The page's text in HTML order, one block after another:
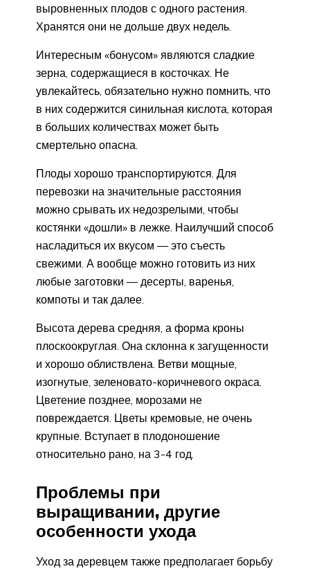
выровненных плодов с одного растения.
Хранятся они не дольше двух недель.
Интересным «бонусом» являются сладкие
зерна, содержащиеся в косточках. Не
увлекайтесь, обязательно нужно помнить, что
в них содержится синильная кислота, которая
в больших количествах может быть
смертельно опасна.
Плоды хорошо транспортируются. Для
перевозки на значительные расстояния
можно срывать их недозрелыми, чтобы
костянки «дошли» в лежке. Наилучший способ
насладиться их вкусом — это съесть
свежими. А вообще можно готовить из них
любые заготовки — десерты, варенья,
компоты и так далее.
Высота дерева средняя, а форма кроны
плоскоокруглая. Она склонна к загущенности
и хорошо облиствлена. Ветви мощные,
изогнутые, зеленовато-коричневого окраса.
Цветение позднее, морозами не
повреждается. Цветы кремовые, не очень
крупные. Вступает в плодоношение
относительно рано, на 3-4 год.
Проблемы при
выращивании, другие
особенности ухода
Уход за деревцем также предполагает борьбу